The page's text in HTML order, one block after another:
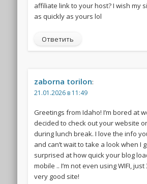
affiliate link to your host? I wish my
as quickly as yours lol
Ответить
zaborna torilon:
21.01.2026 в 11:49
Greetings from Idaho! I’m bored at
decided to check out your website
during lunch break. I love the info
and can’t wait to take a look when I
surprised at how quick your blog
mobile .. I’m not even using WIFI, just
very good site!